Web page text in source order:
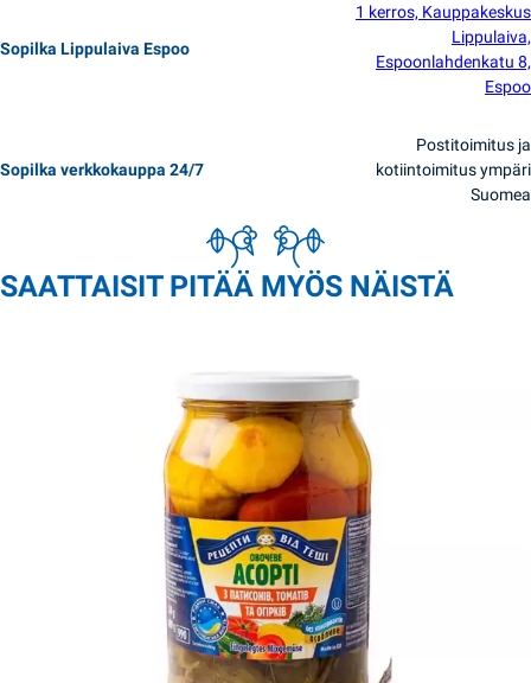
Sopilka Lippulaiva Espoo
1 kerros, Kauppakeskus
Lippulaiva,
Espoonlahdenkatu 8,
Espoo
Sopilka verkkokauppa 24/7
Postitoimitus ja
kotiintoimitus ympäri
Suomea
SAATTAISIT PITÄÄ MYÖS NÄISTÄ